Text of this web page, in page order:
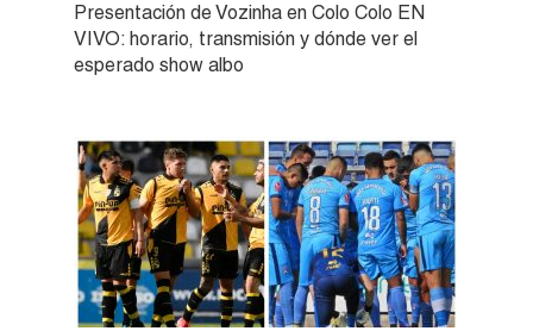
Presentación de Vozinha en Colo Colo EN
VIVO: horario, transmisión y dónde ver el
esperado show albo